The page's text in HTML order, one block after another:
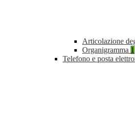
Articolazione
Organigramma 1
Telefono e posta